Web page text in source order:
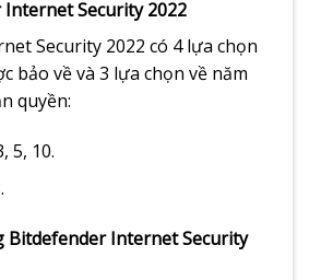
Security 2022
Security 2022 có 4 lựa chọn
bảo về và 3 lựa chọn về năm
quyền:
5, 10.
Bitdefender Internet Security